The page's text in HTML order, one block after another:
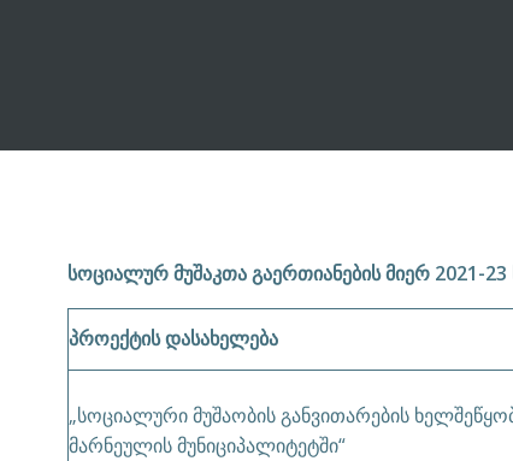
სოციალურ მუშაკთა გაერთიანების მიერ 2021-
პროექტის დასახელება
„სოციალური მუშაობის განვითარების
მარნეულის მუნიციპალიტეტში“